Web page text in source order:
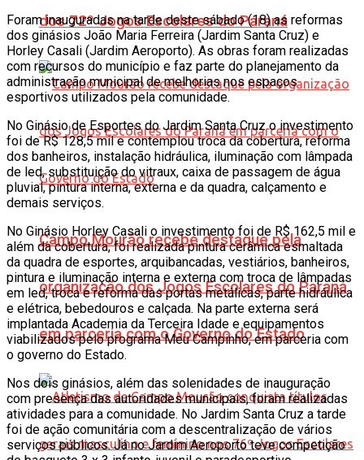
dos 72º Jogos Escolares do Paraná
Campo Mourão recebe destaque pela
organização dos Jogos Escolares do Paraná
em parceria com o Governo do Estado
Foram inauguradas na tarde deste sábado (18) as reformas
dos ginásios João Maria Ferreira (Jardim Santa Cruz) e
Horley Casali (Jardim Aeroporto). As obras foram realizadas
com recursos do município e faz parte do planejamento da
administração municipal de melhorias nos espaços
esportivos utilizados pela comunidade.
No Ginásio de Esportes do Jardim Santa Cruz o investimento
foi de R$ 128,5 mil e contemplou troca da cobertura, reforma
dos banheiros, instalação hidráulica, iluminação com lâmpada
de led, substituição do vitraux, caixa de passagem de água
pluvial, pintura interna, externa e da quadra, calçamento e
demais serviços.
No Ginásio Horley Casali o investimento foi de R$ 162,5 mil e
além da cobertura, foi realizada pintura cerâmica esmaltada
da quadra de esportes, arquibancadas, vestiários, banheiros,
pintura e iluminação interna e externa com troca de lâmpadas
em led, troca e reforma das portas metálicas, parte hidráulica
e elétrica, bebedouros e calçada. Na parte externa será
implantada Academia da Terceira Idade e equipamentos
viabilizados pelo programa Meu Campinho, em parceria com
o governo do Estado.
Nos dois ginásios, além das solenidades de inauguração
com presença das autoridades municipais, foram realizadas
atividades para a comunidade. No Jardim Santa Cruz a tarde
foi de ação comunitária com a descentralização de vários
serviços públicos. Já no Jardim Aeroporto teve competição